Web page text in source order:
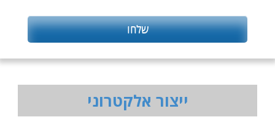
ייצור אלקטרוני